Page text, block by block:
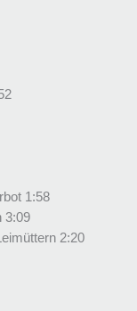
1:58
3:09
2:20